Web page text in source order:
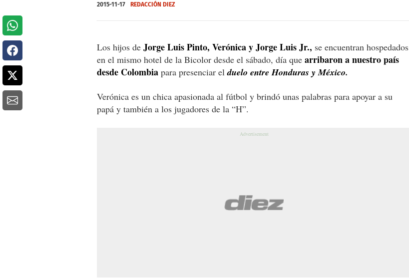
2015-11-17 REDACCIÓN DIEZ
Los hijos de Jorge Luis Pinto, Verónica y Jorge Luis Jr., se encuentran hospedados
en el mismo hotel de la Bicolor desde el sábado, día que arribaron a nuestro país
desde Colombia para presenciar elduelo entre Honduras y México.
Verónica es un chica apasionada al fútbol y brindó unas palabras para apoyar a su
papá y también a los jugadores de la “H”.